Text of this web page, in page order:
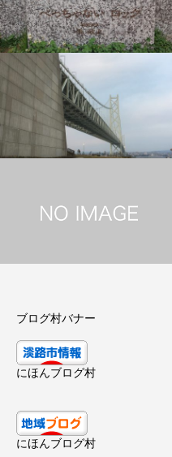
ブログ村バナー
にほんブログ村
にほんブログ村